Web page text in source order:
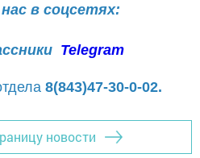
в соцсетях:
Telegram
8(843)47-30-0-02.
новости